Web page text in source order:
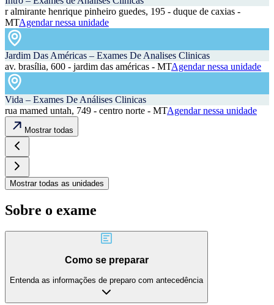
r almirante henrique pinheiro guedes, 195 - duque de caxias -
MTAgendar nessa unidade
Jardim Das Américas – Exames De Analises Clinicas
av. brasília, 600 - jardim das américas - MTAgendar nessa unidade
Vida – Exames De Análises Clinicas
rua mamed untah, 749 - centro norte - MTAgendar nessa unidade
Mostrar todas
Mostrar todas as unidades
Sobre o exame
Como se preparar
Entenda as informações de preparo com antecedência